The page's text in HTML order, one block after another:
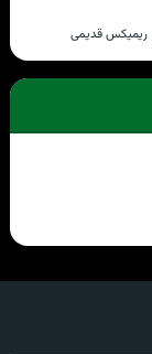
ریمیکس قدیمی